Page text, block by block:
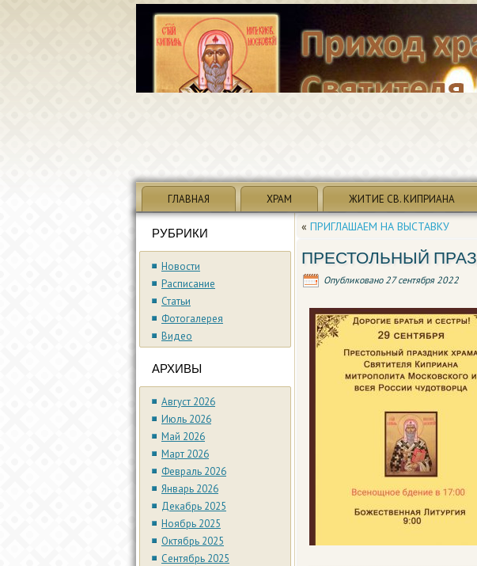
ГЛАВНАЯ ХРАМ ЖИТИЕ СВ. КИПРИАНА
РУБРИКИ
Новости
Расписание
Статьи
Фотогалерея
Видео
АРХИВЫ
Август 2026
Июль 2026
Май 2026
Март 2026
Февраль 2026
Январь 2026
Декабрь 2025
Ноябрь 2025
Октябрь 2025
Сентябрь 2025
« ПРИГЛАШАЕМ НА ВЫСТАВКУ
ПРЕСТОЛЬНЫЙ
Опубликовано 27 сентября 2022